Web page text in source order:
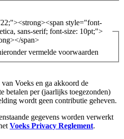
style="font-
sans-serif; font-size: 10pt;">
span>
vermelde voorwaarden
Voeks en ga akkoord de
betalen per (jaarlijks toegezonden)
wordt geen contributie geheven.
gegevens worden verwerkt
Voeks Privacy Reglement.